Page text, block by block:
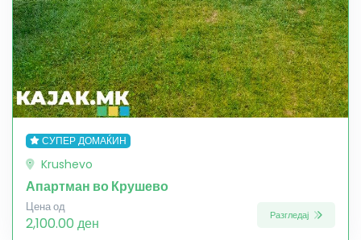
СУПЕР ДОМАЌИН
Krushevo
Апартман во Крушево
Цена од
2,100.00 ден Разгледај